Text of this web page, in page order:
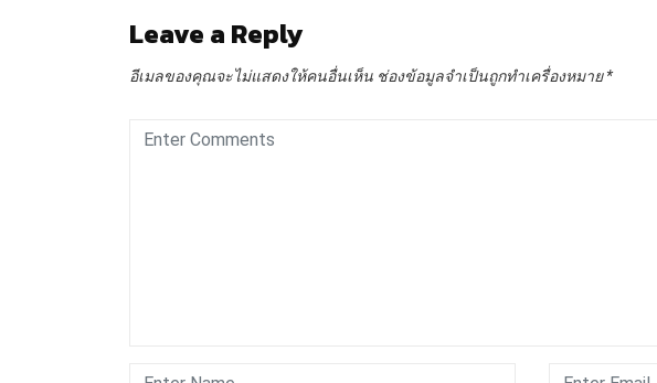
Leave a Reply
อีเมลของคุณจะไม่แสดงให้คนอื่นเห็น ช่องข้อมูลจำเป็นถูกทำเครื่องหมาย*